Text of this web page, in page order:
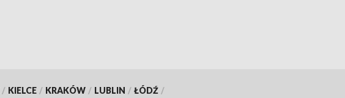
/ KIELCE / KRAKÓW / LUBLIN / ŁÓDŹ /